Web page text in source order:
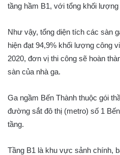
tầng hầm B1, với tổng khối lượng
Như vậy, tổng diện tích các sàn
hiện đạt 94,9% khối lượng công
2020, đơn vị thi công sẽ hoàn
sàn của nhà ga.
Ga ngầm Bến Thành thuộc gói
đường sắt đô thị (metro) số 1
tầng.
Tầng B1 là khu vực sảnh chính,